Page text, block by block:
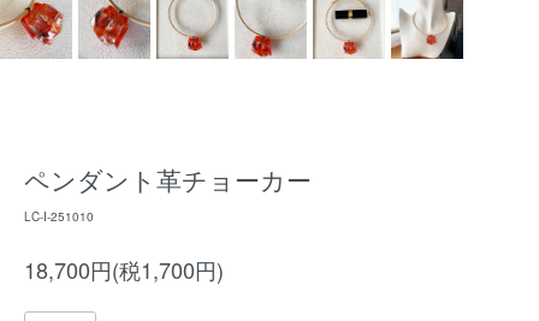
ペンダント革チョーカー
LC-I-251010
18,700円(税1,700円)